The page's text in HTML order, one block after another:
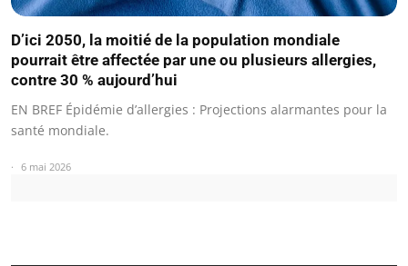
D’ici 2050, la moitié de la population mondiale
pourrait être affectée par une ou plusieurs allergies,
contre 30 % aujourd’hui
EN BREF Épidémie d’allergies : Projections alarmantes pour la
santé mondiale.
6 mai 2026